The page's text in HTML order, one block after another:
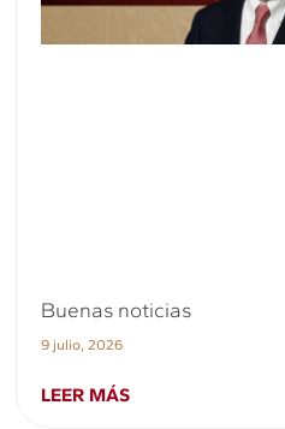
Buenas noticias
9 julio, 2026
LEER MÁS